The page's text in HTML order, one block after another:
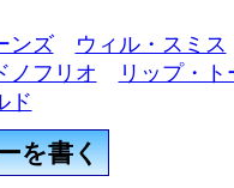
ンズ
ウィル・スミス
ノフリオ
リップ・ト
ド
を書く